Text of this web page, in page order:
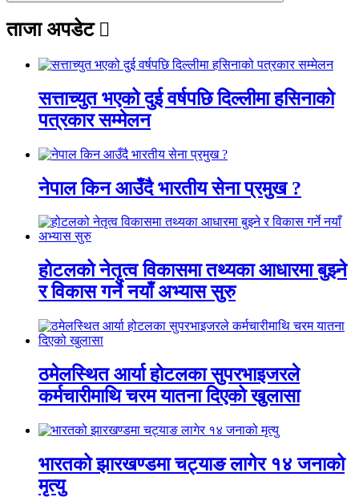
ताजा अपडेट
सत्ताच्युत भएको दुई वर्षपछि दिल्लीमा हसिनाको
पत्रकार सम्मेलन
नेपाल किन आउँदै भारतीय सेना प्रमुख ?
होटलको नेतृत्व विकासमा तथ्यका आधारमा बुझ्ने
र विकास गर्ने नयाँ अभ्यास सुरु
ठमेलस्थित आर्या होटलका सुपरभाइजरले
कर्मचारीमाथि चरम यातना दिएको खुलासा
भारतको झारखण्डमा चट्याङ लागेर १४ जनाको
मृत्यु